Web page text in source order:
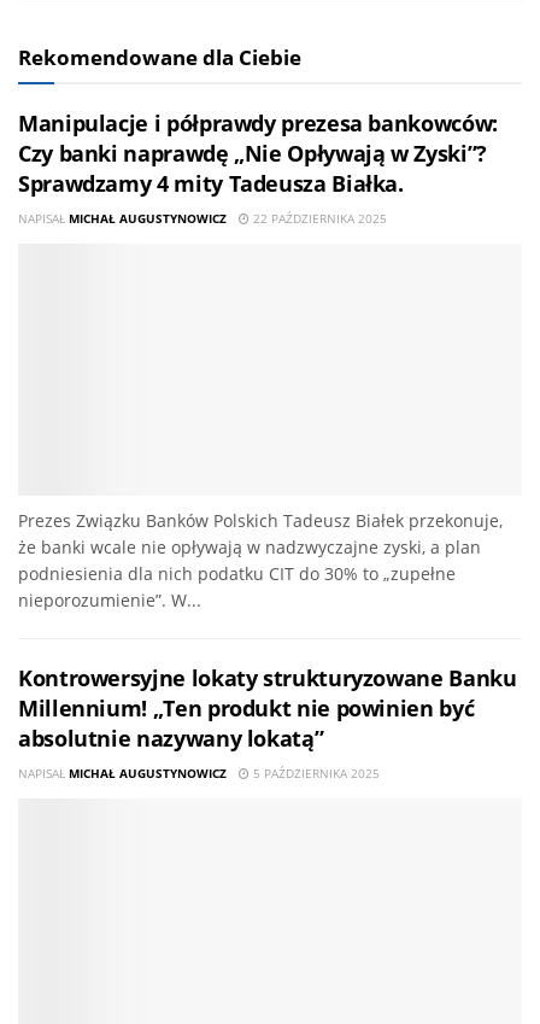
Rekomendowane dla Ciebie
Manipulacje i półprawdy prezesa bankowców:
Czy banki naprawdę „Nie Opływają w Zyski”?
Sprawdzamy 4 mity Tadeusza Białka.
NAPISAŁ MICHAŁ AUGUSTYNOWICZ 22 PAŹDZIERNIKA 2025
Prezes Związku Banków Polskich Tadeusz Białek przekonuje,
że banki wcale nie opływają w nadzwyczajne zyski, a plan
podniesienia dla nich podatku CIT do 30% to „zupełne
nieporozumienie”. W...
Kontrowersyjne lokaty strukturyzowane Banku
Millennium! „Ten produkt nie powinien być
absolutnie nazywany lokatą”
NAPISAŁ MICHAŁ AUGUSTYNOWICZ 5 PAŹDZIERNIKA 2025